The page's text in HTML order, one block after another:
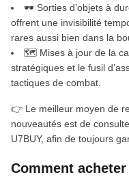
🕶️ Sorties d’objets à
offrent une invisibilité
rares aussi bien dans la
🗺️ Mises à jour de la
stratégiques et le fusil
tactiques de combat.
👉 Le meilleur moyen de
nouveautés est de
U7BUY, afin de toujours
Comment